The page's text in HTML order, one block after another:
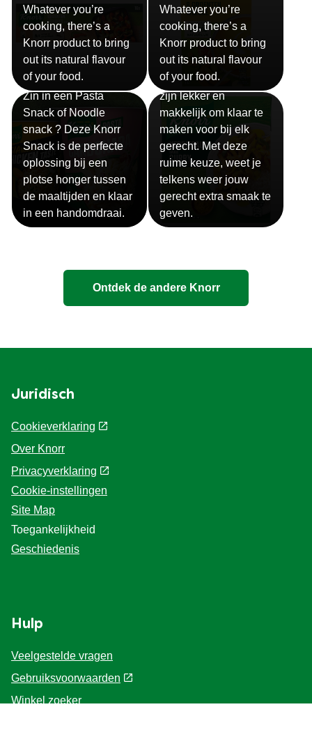
Whatever you’re
cooking, there’s a
Knorr product to bring
out its natural flavour
of your food.
Whatever you’re
cooking, there’s a
Knorr product to bring
out its natural flavour
of your food.
Snackpots
Zin in een Pasta
Snack of Noodle
snack ? Deze Knorr
Snack is de perfecte
oplossing bij een
plotse honger tussen
de maaltijden en klaar
in een handomdraai.
Sauzen
Onze Knorr sauzen
zijn lekker en
makkelijk om klaar te
maken voor bij elk
gerecht. Met deze
ruime keuze, weet je
telkens weer jouw
gerecht extra smaak te
geven.
Ontdek de andere Knorr
Juridisch
Cookieverklaring
Over Knorr
Privacyverklaring
Cookie-instellingen
Site Map
Toegankelijkheid
Geschiedenis
Hulp
Veelgestelde vragen
Gebruiksvoorwaarden
Winkel zoeker